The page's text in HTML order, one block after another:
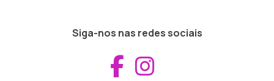
Siga-nos nas redes sociais
Aceder ao